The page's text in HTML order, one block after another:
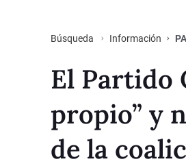
Búsqueda Información
El Partido
propio” y
de la